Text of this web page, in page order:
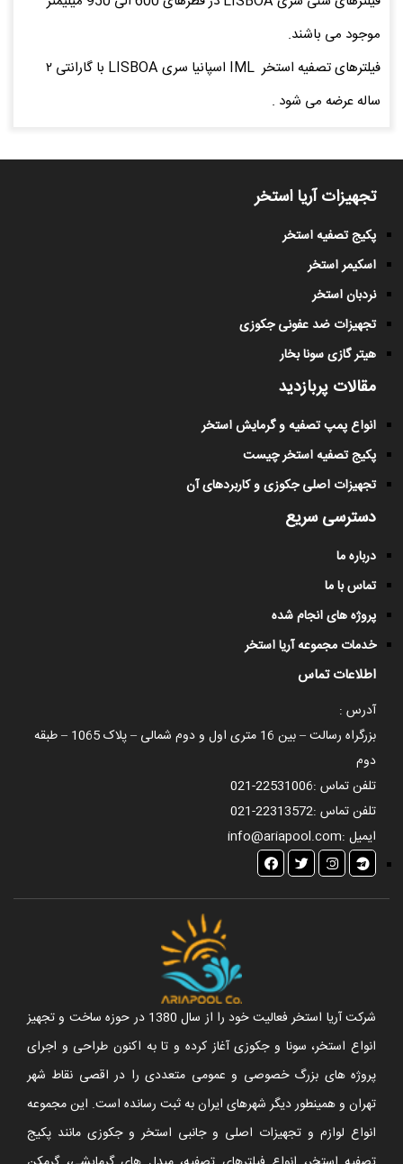
موجود می باشند.
فیلترهای تصفیه استخر IML اسپانیا سری LISBOA با گارانتی ۲
ساله عرضه می شود .
تجهیزات آریا استخر
پکیج تصفیه استخر
اسکیمر استخر
نردبان استخر
تجهیزات ضد عفونی جکوزی
هیتر گازی سونا بخار
مقالات پربازدید
انواع پمپ تصفیه و گرمایش استخر
پکیج تصفیه استخر چیست
تجهیزات اصلی جکوزی و کاربردهای آن
دسترسی سریع
درباره ما
تماس با ما
پروژه های انجام شده
خدمات مجموعه آریا استخر
اطلاعات تماس
آدرس :
بزرگراه رسالت – بین 16 متری اول و دوم شمالی – پلاک 1065 – طبقه
دوم
تلفن تماس :021-22531006
تلفن تماس :021-22313572
ایمیل :info@ariapool.com
شرکت آریا استخر فعالیت خود را از سال 1380 در حوزه ساخت و تجهیز
انواع استخر، سونا و جکوزی آغاز کرده و تا به اکنون طراحی و اجرای
پروژه های بزرگ خصوصی و عمومی متعددی را در اقصی نقاط شهر
تهران و همینطور دیگر شهرهای ایران به ثبت رسانده است. این مجموعه
انواع لوازم و تجهیزات اصلی و جانبی استخر و جکوزی مانند پکیج